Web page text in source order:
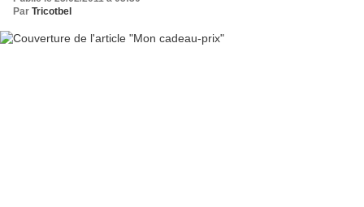
Par Tricotbel